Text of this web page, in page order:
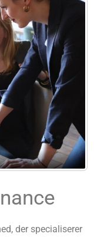
der specialiserer